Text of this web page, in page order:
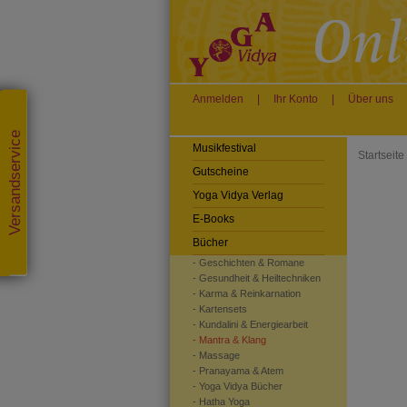
Versandservice
Anmelden Ihr Konto Über uns
Startseite
Musikfestival
Gutscheine
Yoga Vidya Verlag
E-Books
Bücher
- Geschichten & Romane
- Gesundheit & Heiltechniken
- Karma & Reinkarnation
- Kartensets
- Kundalini & Energiearbeit
- Mantra & Klang
- Massage
- Pranayama & Atem
- Yoga Vidya Bücher
- Hatha Yoga